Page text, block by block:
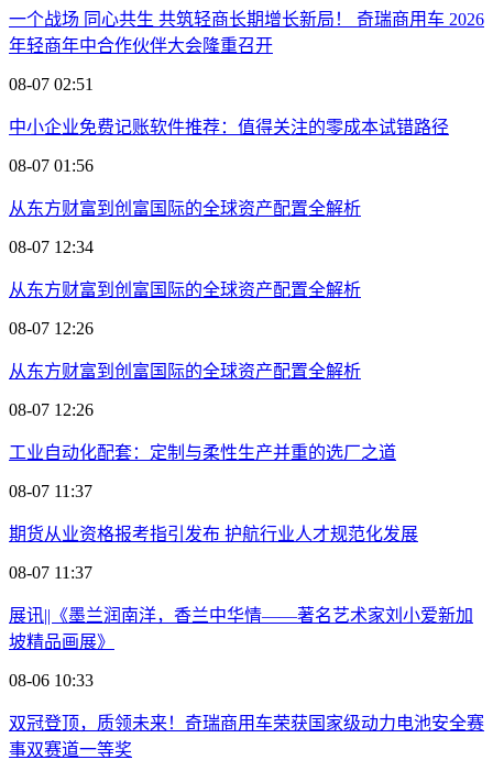
一个战场 同心共生 共筑轻商长期增长新局！ 奇瑞商用车 2026
年轻商年中合作伙伴大会隆重召开
08-07 02:51
中小企业免费记账软件推荐：值得关注的零成本试错路径
08-07 01:56
从东方财富到创富国际的全球资产配置全解析
08-07 12:34
从东方财富到创富国际的全球资产配置全解析
08-07 12:26
从东方财富到创富国际的全球资产配置全解析
08-07 12:26
工业自动化配套：定制与柔性生产并重的选厂之道
08-07 11:37
期货从业资格报考指引发布 护航行业人才规范化发展
08-07 11:37
展讯||《墨兰润南洋，香兰中华情——著名艺术家刘小爱新加
坡精品画展》
08-06 10:33
双冠登顶，质领未来！奇瑞商用车荣获国家级动力电池安全赛
事双赛道一等奖